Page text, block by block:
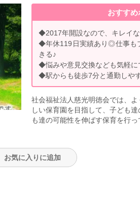
おすすめ
◆2017年開設なので、キレイな
◆年休119日実績あり◎仕事も
きる♪
◆悩みや意見交換なども気軽に
◆駅からも徒歩7分と通勤しや
社会福祉法人慈光明徳会では、
しい保育園を目指して、子ども
も達の可能性を伸ばす保育を行っ
お気に入りに追加